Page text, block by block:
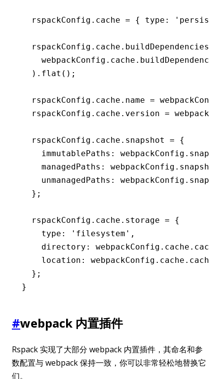
  rspackConfig
.cache = { type :
  rspackConfig
. cache .buildDependencies
    webpackConfig
. cache
  )
.flat ();
  rspackConfig
. cache .name =
  rspackConfig
. cache .version =
  rspackConfig
. cache .snapshot = {
    immutablePaths
: webpackConfig .
    managedPaths
: webpackConfig . snapshot
    unmanagedPaths
: webpackConfig .
  };
  rspackConfig
. cache .storage = {
    type
: 'filesystem' ,
    directory
: webpackConfig . cache
    location
: webpackConfig . cache
  };
}
#webpack 内置插件
Rspack 实现了大部分 webpack 内置插件，其命名和参
数配置与 webpack 保持一致，你可以非常轻松地替换它
们。